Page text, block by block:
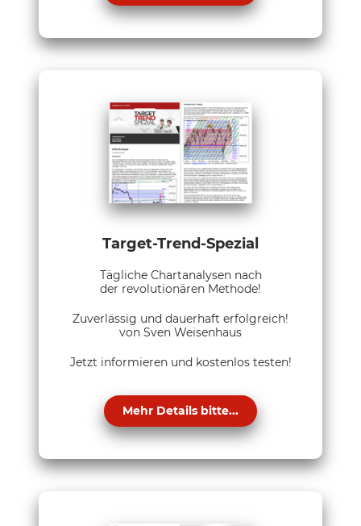
Target-Trend-Spezial
Tägliche Chartanalysen nach
der revolutionären Methode!
Zuverlässig und dauerhaft erfolgreich!
von Sven Weisenhaus
Jetzt informieren und kostenlos testen!
Mehr Details bitte...